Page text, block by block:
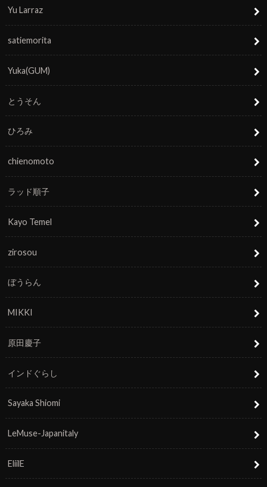
Yu Larraz
satiemorita
Yuka(GUM)
とうそん
ひろみ
chienomoto
ラッド順子
Kayo Temel
zirosou
ぼうらん
MIKKI
原田慶子
インドぐらし
Sayaka Shiomi
LeMuse-Japanitaly
EliilE